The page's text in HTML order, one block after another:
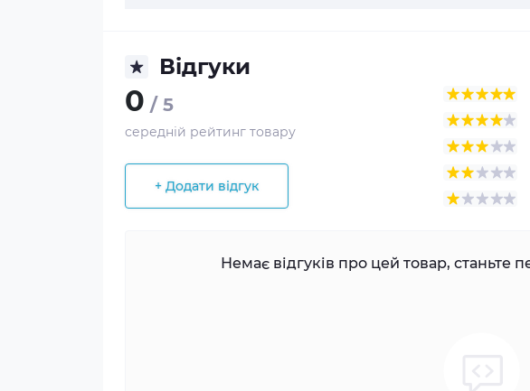
Відгуки
0 / 5
середній рейтинг товару
+ Додати відгук
Немає відгуків про цей товар, станьте